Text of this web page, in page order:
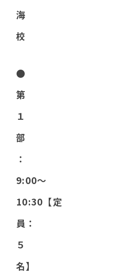
海
校
●
第
１
部
：
9:00〜
10:30【定
員：
５
名】